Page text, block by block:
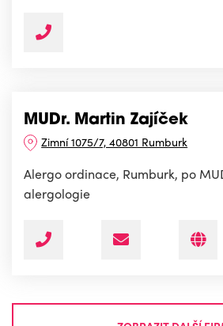
MUDr. Martin Zajíček
Zimní 1075/7, 40801 Rumburk
Alergo ordinace, Rumburk, po
alergologie